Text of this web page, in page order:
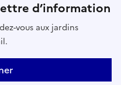
d’information
vous aux jardins